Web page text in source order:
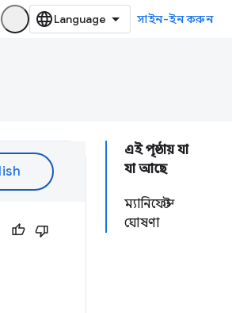
সাইন-ইন করুন
এই পৃষ্ঠায় যা
যা আছে
ম্যানিফেস্ট
ঘোষণা